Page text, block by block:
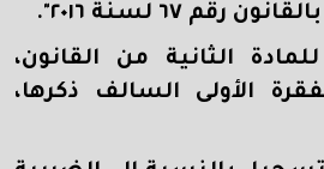
رقم ٦٧ لسنة ٢٠١٦".
الثانية من القانون،
الأولى السالف ذكرها،